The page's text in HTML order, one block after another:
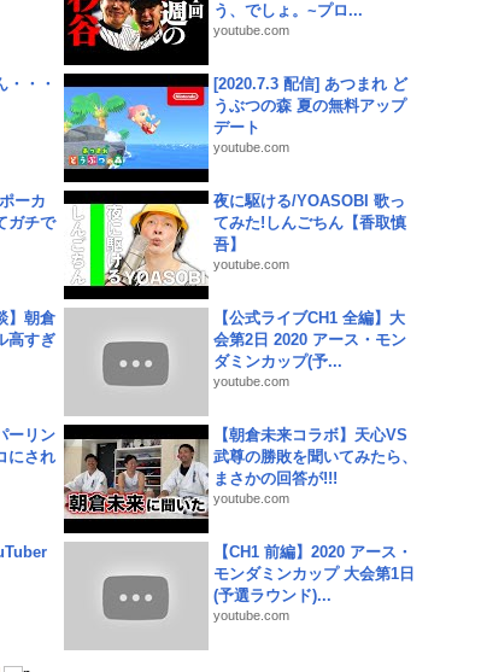
う、でしょ。~プロ...
youtube.com
・・・
[2020.7.3 配信] あつまれ ど
うぶつの森 夏の無料アップ
デート
youtube.com
ーカ
ガチで
夜に駆ける/YOASOBI 歌っ
てみた!しんごちん【香取慎
吾】
youtube.com
】朝倉
高すぎ
【公式ライブCH1 全編】大
会第2日 2020 アース・モン
ダミンカップ(予...
youtube.com
ーリン
にされ
【朝倉未来コラボ】天心VS
武尊の勝敗を聞いてみたら、
まさかの回答が!!!
youtube.com
【CH1 前編】2020 アース・
モンダミンカップ 大会第1日
(予選ラウンド)...
youtube.com